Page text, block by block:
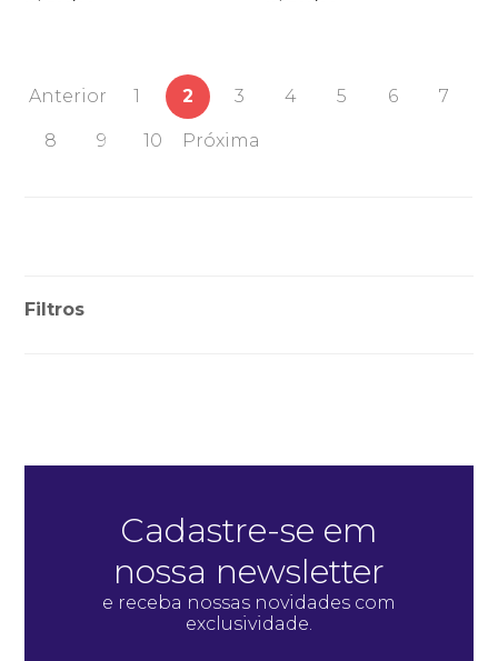
Anterior 1 2 3 4 5 6 7
8 9 10 Próxima
Filtros
Cadastre-se em
nossa newsletter
e receba nossas novidades com
exclusividade.